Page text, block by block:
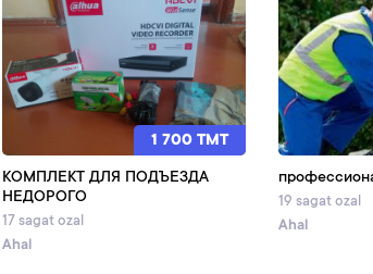
1 700 TMT
КОМПЛЕКТ ДЛЯ ПОДЪЕЗДА
НЕДОРОГО
17 sagat ozal
Ahal
19 sagat ozal
Ahal